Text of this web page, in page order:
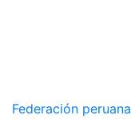
Federación